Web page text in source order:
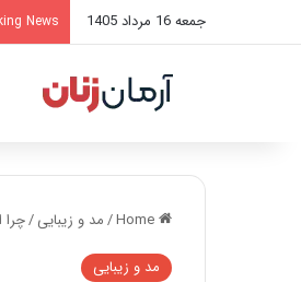
جمعه 16 مرداد 1405 News
/مد و زیبایی/چرا
مد و زیبایی